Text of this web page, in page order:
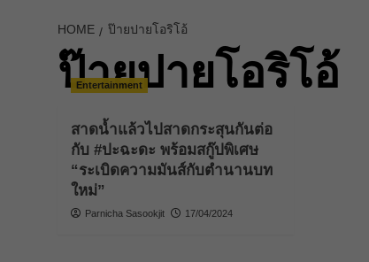
HOME ป๊ายปายโอริโอ้
ป๊ายปายโอริโอ้
Entertainment
สาดน้ำแล้วไปสาดกระสุนกันต่อ
กับ #ปะฉะดะ พร้อมสกู๊ปพิเศษ
“ระเบิดความมันส์กับตำนานบท
ใหม่”
Parnicha Sasookjit 17/04/2024